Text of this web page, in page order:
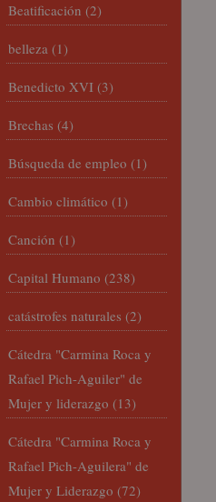
Beatificación (2)
belleza (1)
Benedicto XVI (3)
Brechas (4)
Búsqueda de empleo (1)
Cambio climático (1)
Canción (1)
Capital Humano (238)
catástrofes naturales (2)
Cátedra "Carmina Roca y
Rafael Pich-Aguiler" de
Mujer y liderazgo (13)
Cátedra "Carmina Roca y
Rafael Pich-Aguilera" de
Mujer y Liderazgo (72)